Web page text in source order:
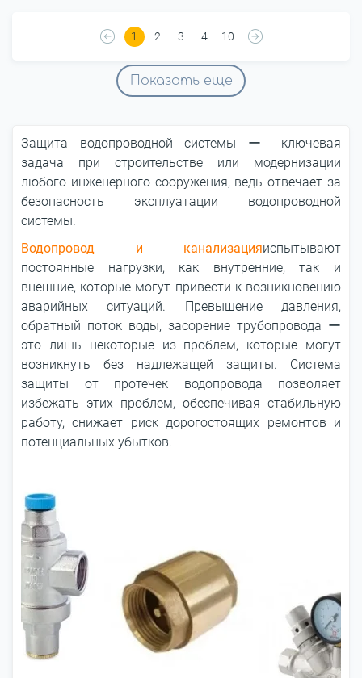
1 2 3 4 10
Показать еще
Защита водопроводной системы ー ключевая
задача при строительстве или модернизации
любого инженерного сооружения, ведь отвечает за
безопасность эксплуатации водопроводной
системы.
Водопровод и канализацияиспытывают
постоянные нагрузки, как внутренние, так и
внешние, которые могут привести к возникновению
аварийных ситуаций. Превышение давления,
обратный поток воды, засорение трубопровода ー
это лишь некоторые из проблем, которые могут
возникнуть без надлежащей защиты. Система
защиты от протечек водопровода позволяет
избежать этих проблем, обеспечивая стабильную
работу, снижает риск дорогостоящих ремонтов и
потенциальных убытков.